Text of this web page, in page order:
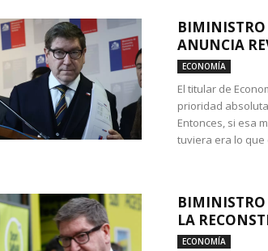
BIMINISTRO
ANUNCIA
ECONOMÍA
El titular de
prioridad
Entonces, si esa
tuviera era lo que
BIMINISTRO
LA
ECONOMÍA